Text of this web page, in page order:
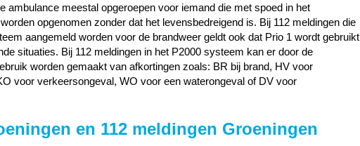
ambulance meestal opgeroepen voor iemand die met spoed in het
opgenomen zonder dat het levensbedreigend is. Bij 112 meldingen die
aangemeld worden voor de brandweer geldt ook dat Prio 1 wordt gebruikt
situaties. Bij 112 meldingen in het P2000 systeem kan er door de
worden gemaakt van afkortingen zoals: BR bij brand, HV voor
voor verkeersongeval, WO voor een waterongeval of DV voor
en 112 meldingen Groeningen